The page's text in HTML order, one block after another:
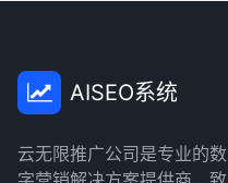
AISEO系统
云无限推广公司是专业的数